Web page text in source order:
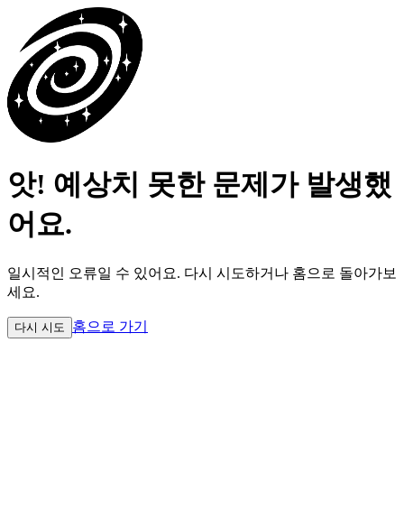
앗! 예상치 못한 문제가 발생했
어요.
일시적인 오류일 수 있어요. 다시 시도하거나 홈으로 돌아가보
세요.
다시 시도 홈으로 가기